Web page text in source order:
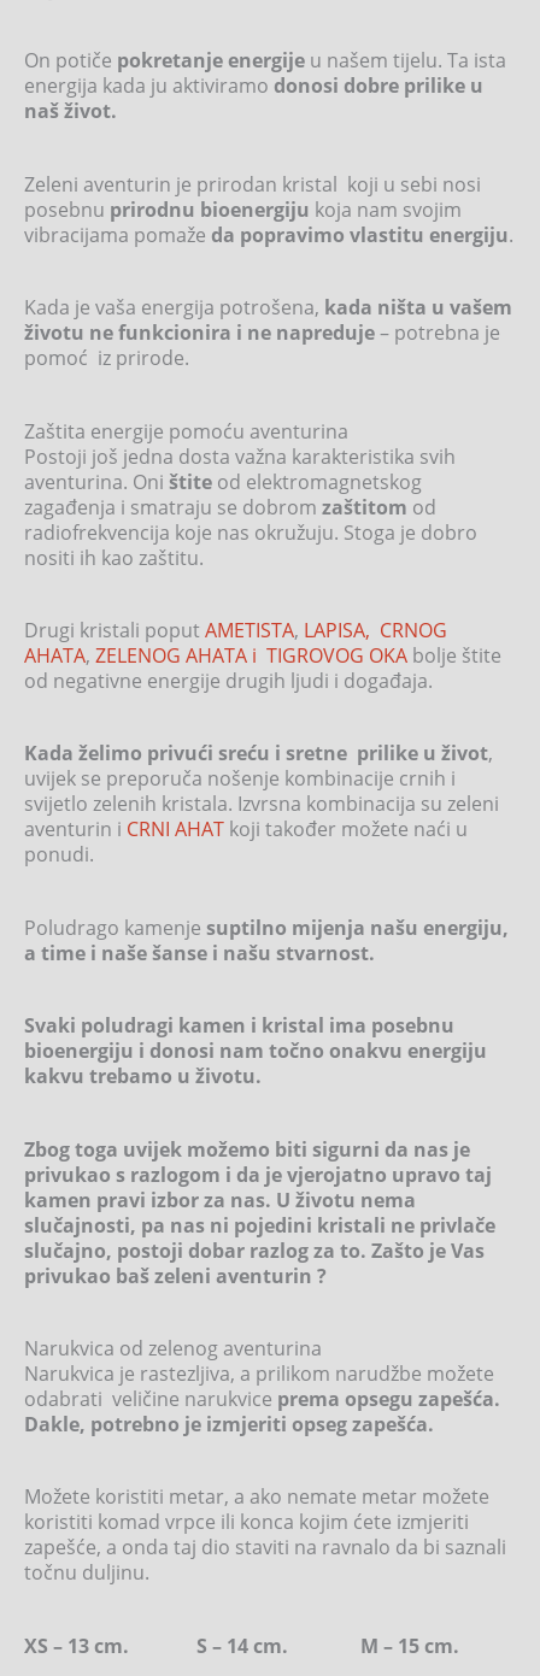
On potiče pokretanjeenergije u našem tijelu. Ta ista
energija kada ju aktiviramo donosi dobre prilike u
naš život.
Zeleni aventurin je prirodan kristal koji u sebi nosi
posebnu prirodnu bioenergiju koja nam svojim
vibracijama pomaže da popravimo vlastitu energiju.
Kada je vaša energija potrošena, kada ništa u vašem
životu ne funkcionira i ne napreduje– potrebna je
pomoć iz prirode.
Zaštita energije pomoću aventurina
Postoji još jedna dosta važna karakteristika svih
aventurina. Oni štite od elektromagnetskog
zagađenja i smatraju se dobrom zaštitom od
radiofrekvencija koje nas okružuju. Stoga je dobro
nositi ih kao zaštitu.
Drugi kristali poputAMETISTA, LAPISA, CRNOG
AHATA, ZELENOG AHATA i TIGROVOG OKA bolje štite
od negativne energije drugih ljudi i događaja.
Kada želimo privući sreću i sretne prilike u život,
uvijek se preporuča nošenje kombinacije crnih i
svijetlo zelenih kristala. Izvrsna kombinacija su zeleni
aventurin i CRNI AHAT koji također možete naći u
ponudi.
Poludrago kamenje suptilno mijenja našu energiju,
a time i naše šanse i našu stvarnost.
Svaki poludragi kamen i kristal ima posebnu
bioenergiju i donosi nam točno onakvu energiju
kakvu trebamo u životu.
Zbog toga uvijek možemo biti sigurni da nas je
privukao s razlogom i da je vjerojatno upravo taj
kamen pravi izbor za nas. U životu nema
slučajnosti, pa nas ni pojedini kristali ne privlače
slučajno, postoji dobar razlog za to. Zašto je Vas
privukao baš zeleni aventurin ?
Narukvica od zelenog aventurina
Narukvica je rastezljiva, a prilikom narudžbe možete
odabrati veličine narukvice prema opsegu zapešća.
Dakle, potrebno je izmjeriti opseg zapešća.
Možete koristiti metar, a ako nemate metar možete
koristiti komad vrpce ili konca kojim ćete izmjeriti
zapešće, a onda taj dio staviti na ravnalo da bi saznali
točnu duljinu.
XS – 13 cm. S – 14 cm. M – 15 cm.